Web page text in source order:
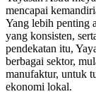
mencapai
Yang lebih penting
yang konsisten,
pendekatan itu,
berbagai sektor,
manufaktur, untuk
ekonomi lokal.